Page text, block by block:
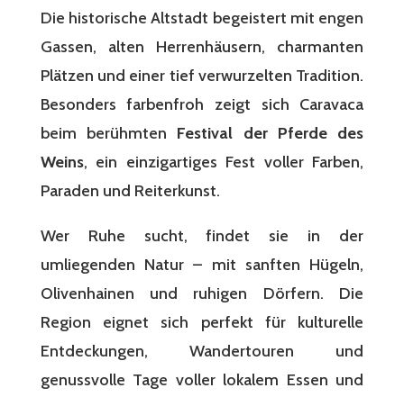
Die historische Altstadt begeistert mit engen
Gassen, alten Herrenhäusern, charmanten
Plätzen und einer tief verwurzelten Tradition.
Besonders farbenfroh zeigt sich Caravaca
beim berühmten Festival der Pferde des
Weins, ein einzigartiges Fest voller Farben,
Paraden und Reiterkunst.
Wer Ruhe sucht, findet sie in der
umliegenden Natur – mit sanften Hügeln,
Olivenhainen und ruhigen Dörfern. Die
Region eignet sich perfekt für kulturelle
Entdeckungen, Wandertouren und
genussvolle Tage voller lokalem Essen und